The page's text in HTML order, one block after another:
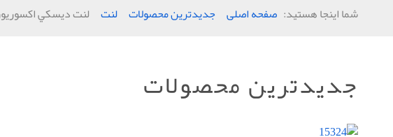
شما اینجا هستید: صفحه اصلی جدیدترین محصولات لنت لنت ديسکي
جدیدترین محصولات